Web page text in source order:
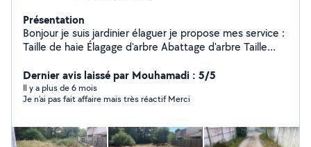
Présentation
Bonjour je suis jardinier élaguer je propose mes service :
Taille de haie Élagage d'arbre Abattage d'arbre Taille
de pelouse Création de pelouse Débroussaillage du
terrain et ronce Évacuation des végétaux J'ai tout le
matériel nécessaire Déplacement et devis gratuit Prix
Dernier avis laissé par Mouhamadi : 5/5
Il y a plus de 6 mois
Je n’ai pas fait affaire mais très réactif Merci